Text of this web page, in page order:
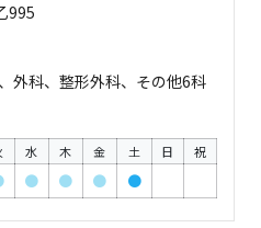
995
外科、整形外科、その他6科
水 木 金 土 日 祝
● ● ● ●